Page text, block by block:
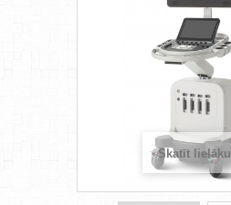
Skatīt lielāku